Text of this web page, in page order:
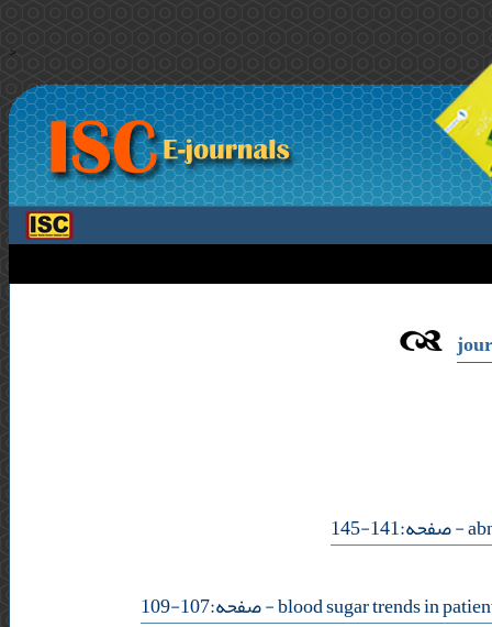
>
- صفحه:141-145
- صفحه:107-109